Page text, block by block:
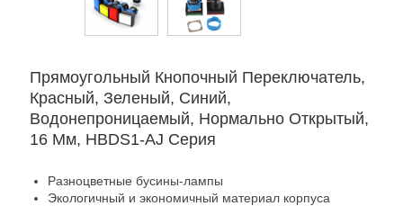
Прямоугольный Кнопочный Переключатель,
Красный, Зеленый, Синий,
Водонепроницаемый, Нормально Открытый,
16 Мм, HBDS1-AJ Серия
Разноцветные бусины-лампы
Экологичный и экономичный материал корпуса